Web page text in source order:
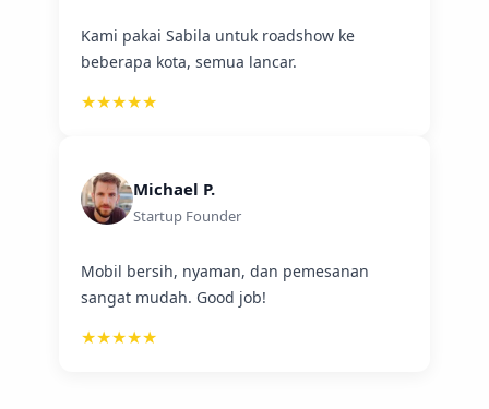
Kami pakai Sabila untuk roadshow ke
beberapa kota, semua lancar.
★★★★★
Michael P.
Startup Founder
Mobil bersih, nyaman, dan pemesanan
sangat mudah. Good job!
★★★★★